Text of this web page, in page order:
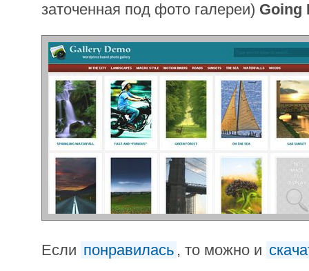
заточенная под фото галереи) Going
Если понравилась , то можно и